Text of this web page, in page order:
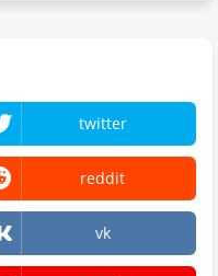
twitter
reddit
vk